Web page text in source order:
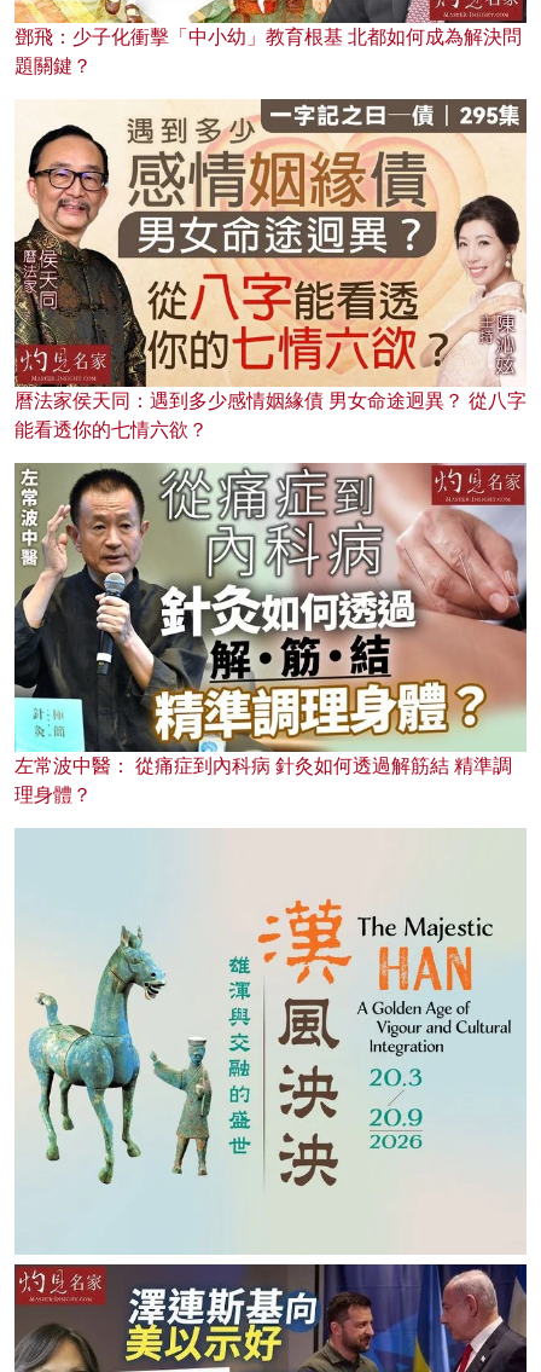
鄧飛：少子化衝擊「中小幼」教育根基 北都如何成為解決問
題關鍵？
曆法家侯天同：遇到多少感情姻緣債 男女命途迥異？ 從八字
能看透你的七情六欲？
左常波中醫： 從痛症到內科病 針灸如何透過解筋結 精準調
理身體？